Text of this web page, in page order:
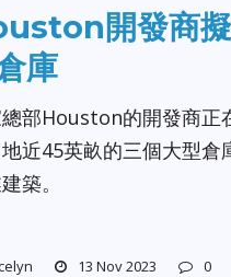
開發商
庫
部Houston的開發商正
近45英畝的三個大型倉
築。
13 Nov 2023 0